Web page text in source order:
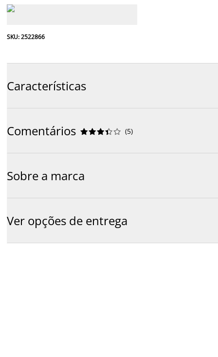
SKU: 2522866
Características
Comentários 




 (5)
Sobre a marca
Ver opções de entrega